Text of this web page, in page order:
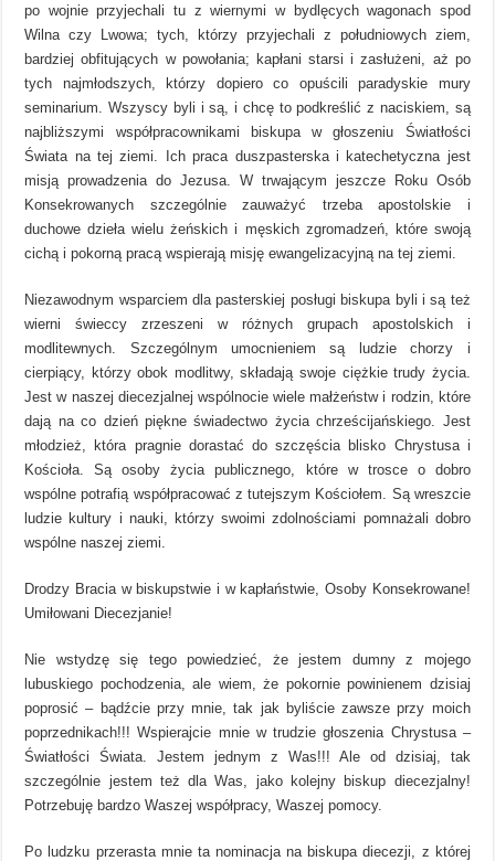
po wojnie przyjechali tu z wiernymi w bydlęcych wagonach spod
Wilna czy Lwowa; tych, którzy przyjechali z południowych ziem,
bardziej obfitujących w powołania; kapłani starsi i zasłużeni, aż po
tych najmłodszych, którzy dopiero co opuścili paradyskie mury
seminarium. Wszyscy byli i są, i chcę to podkreślić z naciskiem, są
najbliższymi współpracownikami biskupa w głoszeniu Światłości
Świata na tej ziemi. Ich praca duszpasterska i katechetyczna jest
misją prowadzenia do Jezusa. W trwającym jeszcze Roku Osób
Konsekrowanych szczególnie zauważyć trzeba apostolskie i
duchowe dzieła wielu żeńskich i męskich zgromadzeń, które swoją
cichą i pokorną pracą wspierają misję ewangelizacyjną na tej ziemi.
Niezawodnym wsparciem dla pasterskiej posługi biskupa byli i są też
wierni świeccy zrzeszeni w różnych grupach apostolskich i
modlitewnych. Szczególnym umocnieniem są ludzie chorzy i
cierpiący, którzy obok modlitwy, składają swoje ciężkie trudy życia.
Jest w naszej diecezjalnej wspólnocie wiele małżeństw i rodzin, które
dają na co dzień piękne świadectwo życia chrześcijańskiego. Jest
młodzież, która pragnie dorastać do szczęścia blisko Chrystusa i
Kościoła. Są osoby życia publicznego, które w trosce o dobro
wspólne potrafią współpracować z tutejszym Kościołem. Są wreszcie
ludzie kultury i nauki, którzy swoimi zdolnościami pomnażali dobro
wspólne naszej ziemi.
Drodzy Bracia w biskupstwie i w kapłaństwie, Osoby Konsekrowane!
Umiłowani Diecezjanie!
Nie wstydzę się tego powiedzieć, że jestem dumny z mojego
lubuskiego pochodzenia, ale wiem, że pokornie powinienem dzisiaj
poprosić – bądźcie przy mnie, tak jak byliście zawsze przy moich
poprzednikach!!! Wspierajcie mnie w trudzie głoszenia Chrystusa –
Światłości Świata. Jestem jednym z Was!!! Ale od dzisiaj, tak
szczególnie jestem też dla Was, jako kolejny biskup diecezjalny!
Potrzebuję bardzo Waszej współpracy, Waszej pomocy.
Po ludzku przerasta mnie ta nominacja na biskupa diecezji, z której